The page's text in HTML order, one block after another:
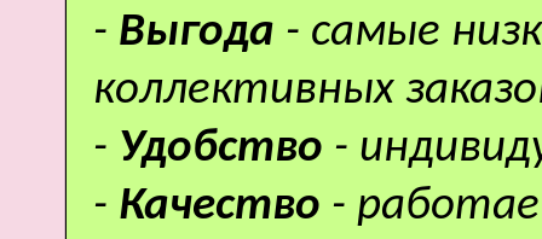
- Выгода - самые
коллективных
- Удобство -
- Качество -